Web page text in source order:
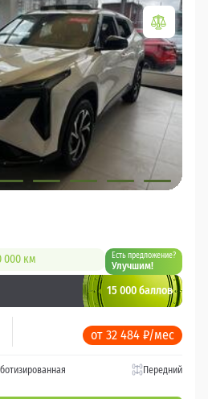
000 км Есть предложение?
Улучшим!
15 000 баллов
от 32 484 ₽/мес
Передний